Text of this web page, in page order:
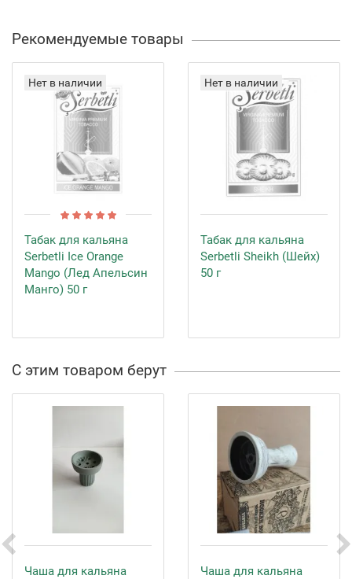
Рекомендуемые товары
Нет в наличии
Табак для кальяна
Serbetli Ice Orange
Mango (Лед Апельсин
Манго) 50 г
Нет в наличии
Табак для кальяна
Serbetli Sheikh (Шейх)
50 г
С этим товаром берут
Чаша для кальяна Чаша для кальяна